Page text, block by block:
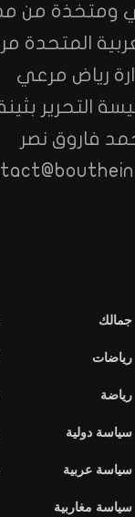
ومتخذة من
المتحدة
رياض مرعي
التحرير
فاروق نصر
جمالك
رياضات
رياضة
سياسة دولية
سياسة عربية
سياسة مغاربية